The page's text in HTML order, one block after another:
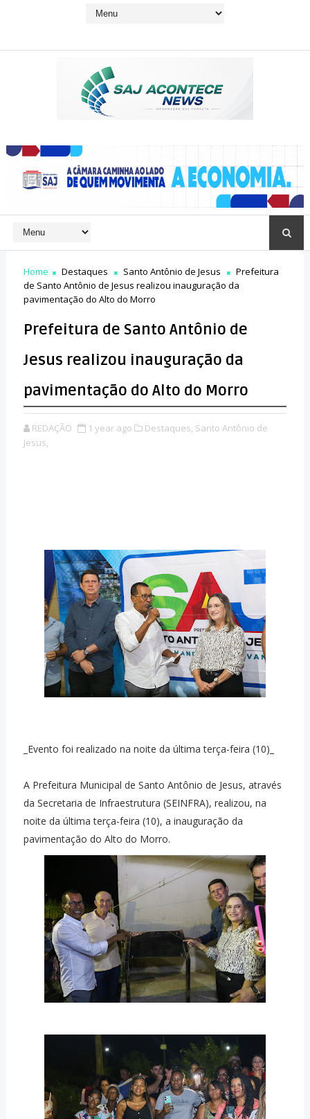
Home Destaques Santo Antônio de Jesus
Prefeitura
de Santo Antônio de Jesus realizou inauguração da
pavimentação do Alto do Morro
Prefeitura de Santo Antônio de
Jesus realizou inauguração da
pavimentação do Alto do Morro
REDAÇÃO 1 year ago Destaques, Santo Antônio de
Jesus,
_Evento foi realizado na noite da última terça-feira (10)_
A Prefeitura Municipal de Santo Antônio de Jesus, através
da Secretaria de Infraestrutura (SEINFRA), realizou, na
noite da última terça-feira (10), a inauguração da
pavimentação do Alto do Morro.